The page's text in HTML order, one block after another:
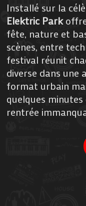
Installé sur la
Elektric Park
fête, nature et
scènes, entre
festival réunit
diverse dans une
format urbain
quelques
rentrée